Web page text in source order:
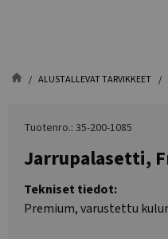
ALUSTALLEVAT TARVIKKEET
Tuotenro.: 35-200-1085
Jarrupalasetti,
Tekniset tiedot:
Premium, varustettu